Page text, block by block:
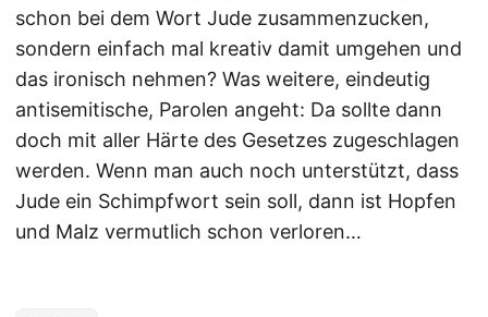
schon bei dem Wort Jude zusammenzucken,
sondern einfach mal kreativ damit umgehen und
das ironisch nehmen? Was weitere, eindeutig
antisemitische, Parolen angeht: Da sollte dann
doch mit aller Härte des Gesetzes zugeschlagen
werden. Wenn man auch noch unterstützt, dass
Jude ein Schimpfwort sein soll, dann ist Hopfen
und Malz vermutlich schon verloren…